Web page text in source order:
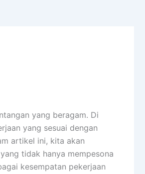
yang beragam. Di
yang sesuai dengan
artikel ini, kita akan
tidak hanya mempesona
kesempatan pekerjaan